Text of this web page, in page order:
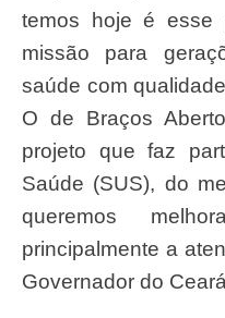
temos hoje é esse
missão para
saúde com
O de Braços
projeto que faz
Saúde (SUS), do
queremos
principalmente a
Governador do